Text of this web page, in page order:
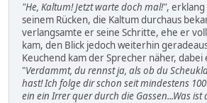
"He, Kaltum! Jetzt warte doch mal!", erklang
seinem Rücken, die Kaltum durchaus
verlangsamte er seine Schritte, ehe er
kam, den Blick jedoch weiterhin
Keuchend kam der Sprecher näher,
"Verdammt, du rennst ja, als ob du
hast! Ich folge dir schon seit mindestens
ein ein Irrer quer durch die Gassen...Was ist